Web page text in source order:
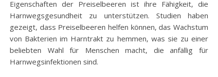
Eigenschaften der Preiselbeeren ist ihre Fähigkeit, die
Harnwegsgesundheit zu unterstützen. Studien haben
gezeigt, dass Preiselbeeren helfen können, das Wachstum
von Bakterien im Harntrakt zu hemmen, was sie zu einer
beliebten Wahl für Menschen macht, die anfällig für
Harnwegsinfektionen sind.